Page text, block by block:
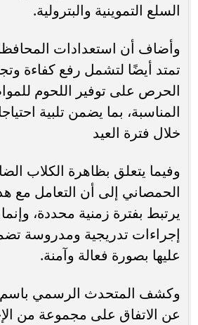
السلع التموينية والبترولية.
وأضاف أن استعدادات
تمتد أيضًا لتشمل رفع كفاءة
الحرص على توفير اللحوم
المناسبة، بما يضمن تلبية
خلال فترة العيد
وفيما يتعلق بظاهرة الكلاب
الحمصاني إلى أن التعامل مع
يرتبط بفترة زمنية محددة،
إجراءات تدريجية ومدروسة
عليها بصورة فعالة وآمنة.
وكشف المتحدث الرسمي باسم
عن الاتفاق على مجموعة من